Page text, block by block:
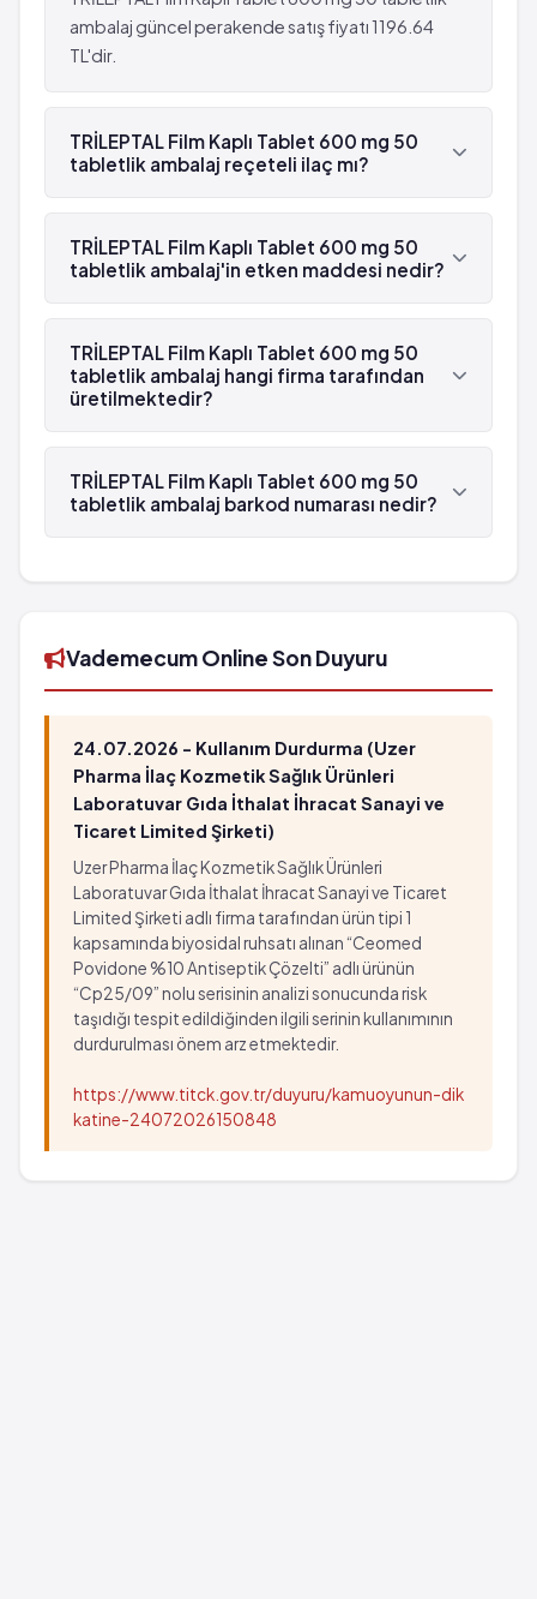
Depresyon hissi
Folik asit eksikliği
fakat 1,000 hastanın birinden fazla görülebilir
(%0.1 - %1)
Lökopeni
Transaminazlar ve/veya alkalen fosfatazda artış
Sivilceler
çok seyrek: 10,000 hastanın birinden az
görülebilir (%0.001 - %0.01)
Ishal
Yüksek kan basıncı
Ciddi alerjik reaksiyonlar
Kan hücrelerinin sayısında azalma
Depresyon hissi
Folik asit eksikliği
Yaygın olmayan: 100 hastanın birinden az,
fakat 1,000 hastanın birinden fazla görülebilir
(%0.1 - %1)
Lökopeni
ambalaj güncel perakende satış fiyatı 1196.64
TL'dir.
TRİLEPTAL Film Kaplı Tablet 600 mg 50
tabletlik ambalaj reçeteli ilaç mı?
Evet, TRİLEPTAL Film Kaplı Tablet 600 mg 50
tabletlik ambalaj beyaz reçetelidir.
TRİLEPTAL Film Kaplı Tablet 600 mg 50
tabletlik ambalaj'in etken maddesi nedir?
TRİLEPTAL Film Kaplı Tablet 600 mg 50 tabletlik
ambalaj'in etken maddesi Okskarbazepin 'dür.
TRİLEPTAL Film Kaplı Tablet 600 mg 50
tabletlik ambalaj hangi firma tarafından
üretilmektedir?
TRİLEPTAL Film Kaplı Tablet 600 mg 50 tabletlik
ambalaj , Novartis tarafından üretilmektedir.
TRİLEPTAL Film Kaplı Tablet 600 mg 50
tabletlik ambalaj barkod numarası nedir?
ambalaj'in barkod numarası 8699504090604'tür.
Vademecum Online Son Duyuru
24.07.2026 - Kullanım Durdurma (Uzer
Pharma İlaç Kozmetik Sağlık Ürünleri
Laboratuvar Gıda İthalat İhracat Sanayi ve
Ticaret Limited Şirketi)
Uzer Pharma İlaç Kozmetik Sağlık Ürünleri
Laboratuvar Gıda İthalat İhracat Sanayi ve Ticaret
Limited Şirketi adlı firma tarafından ürün tipi 1
kapsamında biyosidal ruhsatı alınan “Ceomed
Povidone %10 Antiseptik Çözelti” adlı ürünün
“Cp25/09” nolu serisinin analizi sonucunda risk
taşıdığı tespit edildiğinden ilgili serinin kullanımının
durdurulması önem arz etmektedir.
https://www.titck.gov.tr/duyuru/kamuoyunun-dik
katine-24072026150848